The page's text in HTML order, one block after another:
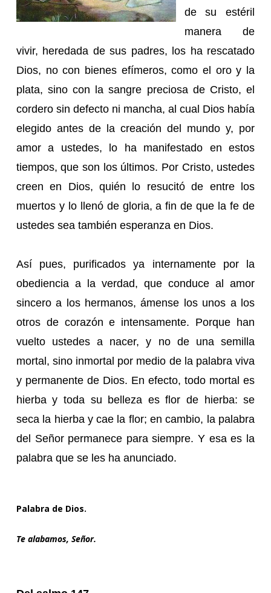
de su estéril
manera de
vivir, heredada de sus padres, los ha rescatado
Dios, no con bienes efímeros, como el oro y la
plata, sino con la sangre preciosa de Cristo, el
cordero sin defecto ni mancha, al cual Dios había
elegido antes de la creación del mundo y, por
amor a ustedes, lo ha manifestado en estos
tiempos, que son los últimos. Por Cristo, ustedes
creen en Dios, quién lo resucitó de entre los
muertos y lo llenó de gloria, a fin de que la fe de
ustedes sea también esperanza en Dios.
Así pues, purificados ya internamente por la
obediencia a la verdad, que conduce al amor
sincero a los hermanos, ámense los unos a los
otros de corazón e intensamente. Porque han
vuelto ustedes a nacer, y no de una semilla
mortal, sino inmortal por medio de la palabra viva
y permanente de Dios. En efecto, todo mortal es
hierba y toda su belleza es flor de hierba: se
seca la hierba y cae la flor; en cambio, la palabra
del Señor permanece para siempre. Y esa es la
palabra que se les ha anunciado.
Palabra de Dios.
Te alabamos, Señor.